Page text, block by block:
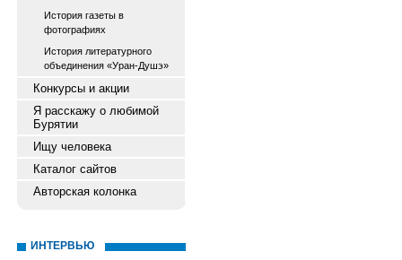
История газеты в
фотографиях
История литературного
объединения «Уран-Душэ»
Конкурсы и акции
Я расскажу о любимой
Бурятии
Ищу человека
Каталог сайтов
Авторская колонка
ИНТЕРВЬЮ